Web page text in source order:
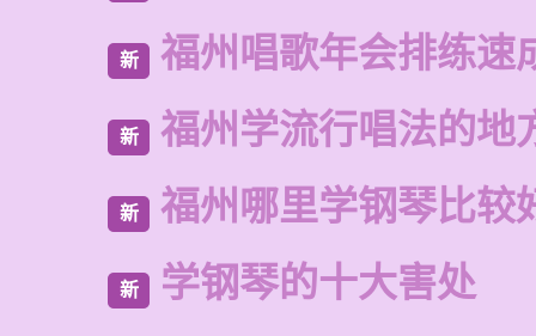
新 福州唱歌年会排练速
新 福州学流行唱法的地
新 福州哪里学钢琴比较
新 学钢琴的十大害处